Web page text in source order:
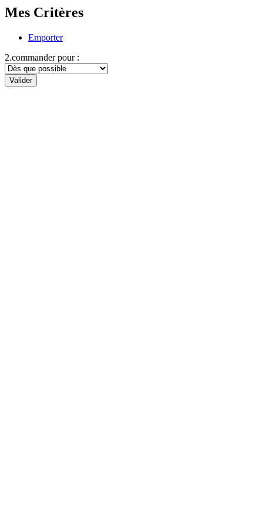
Mes Critères
Emporter
2.commander pour :
Valider